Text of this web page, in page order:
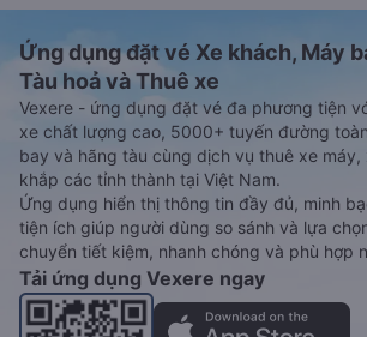
Ứng dụng đặt vé Xe khách, Máy
Tàu hoả và Thuê xe
Vexere - ứng dụng đặt vé đa phương tiện
xe chất lượng cao, 5000+ tuyến đường
bay và hãng tàu cùng dịch vụ thuê xe máy,
khắp các tỉnh thành tại Việt Nam.
Ứng dụng hiển thị thông tin đầy đủ, minh
tiện ích giúp người dùng so sánh và lựa
chuyển tiết kiệm, nhanh chóng và phù hợp
Tải ứng dụng Vexere ngay